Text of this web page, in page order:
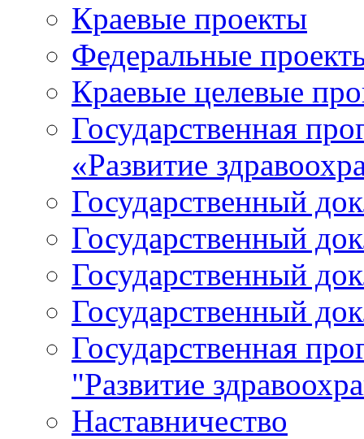
Краевые проекты
Федеральные
Краевые целевые
Государственная
«Развитие
Государственный
Государственный
Государственный
Государственный
Государственная
"Развитие
Наставничество